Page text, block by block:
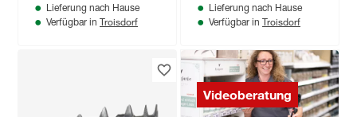
Lieferung nach Hause
Verfügbar in Troisdorf
Lieferung nach Hause
Verfügbar in Troisdorf
Videoberatung